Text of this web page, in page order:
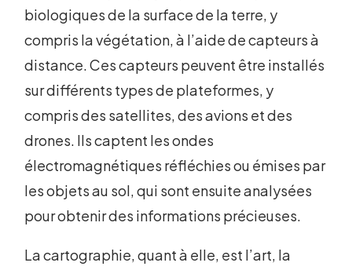
biologiques de la surface de la terre, y
compris la végétation, à l’aide de capteurs à
distance. Ces capteurs peuvent être installés
sur différents types de plateformes, y
compris des satellites, des avions et des
drones. Ils captent les ondes
électromagnétiques réfléchies ou émises par
les objets au sol, qui sont ensuite analysées
pour obtenir des informations précieuses.
La cartographie, quant à elle, est l’art, la